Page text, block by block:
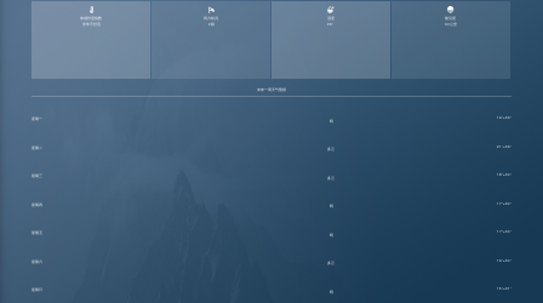

体感舒适指数
非常不舒适

风力状况
2级

湿度
28°

能见度
30公里
未来一周天气预报
星期一 晴
16°~33°
星期二 多云
21°~33°
星期三 多云
18°~34°
星期四 晴
17°~34°
晴
17°~34°
星期六 多云
16°~34°
晴
15°~31°